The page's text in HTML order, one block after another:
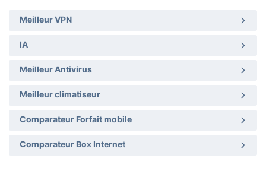
Meilleur VPN
IA
Meilleur Antivirus
Meilleur climatiseur
Comparateur Forfait mobile
Comparateur Box Internet